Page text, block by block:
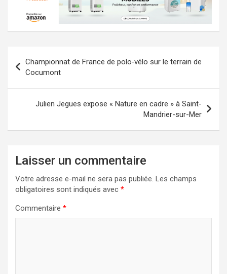
de
l’article
Championnat de France de polo‑vélo sur le terrain de
Cocumont
Julien Jegues expose « Nature en cadre » à Saint-
Mandrier-sur-Mer
Laisser un commentaire
Votre adresse e-mail ne sera pas publiée. Les champs
obligatoires sont indiqués avec *
Commentaire *